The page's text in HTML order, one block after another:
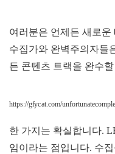
여러분은 언제든 새로운
수집가와 완벽주의자들
든 콘텐츠 트랙을 완수
https://gfycat.com/
한 가지는 확실합니다.
임이라는 점입니다. 수